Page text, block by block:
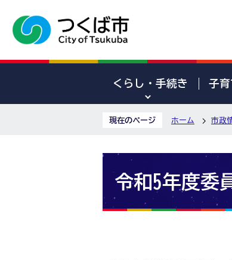
くらし・手続き 子育
現在のページ ホーム 市政
令和5年度委